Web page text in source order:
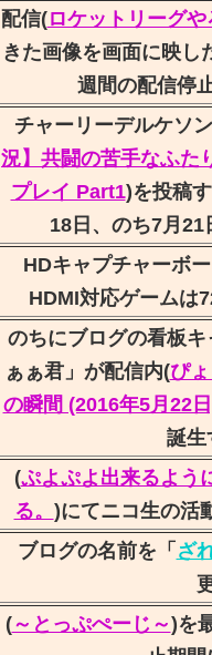
配信(ロケットリーグや
きた画像を画面に映し
週間の配信停
チャーリーデルケソ
況】共闘の苦手なふた
プレイ Part1)を投稿
18日、のち7月
HDキャプチャーボ
HDMI対応ゲームは
のちにブログの看板
ぁぁ君」が配信内(ぴ
の瞬間 (2016年5月22
誕生
(ぷよぷよ出来るよう
る。 )にてニコ生の活
ブログの名前を「 ざ
(～とっぷぺーじ～)を